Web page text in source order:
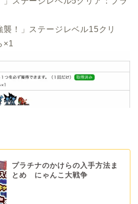
襲！」ステージレベル15クリ
×1
プラチナのかけらの入手方法ま
とめ にゃんこ大戦争